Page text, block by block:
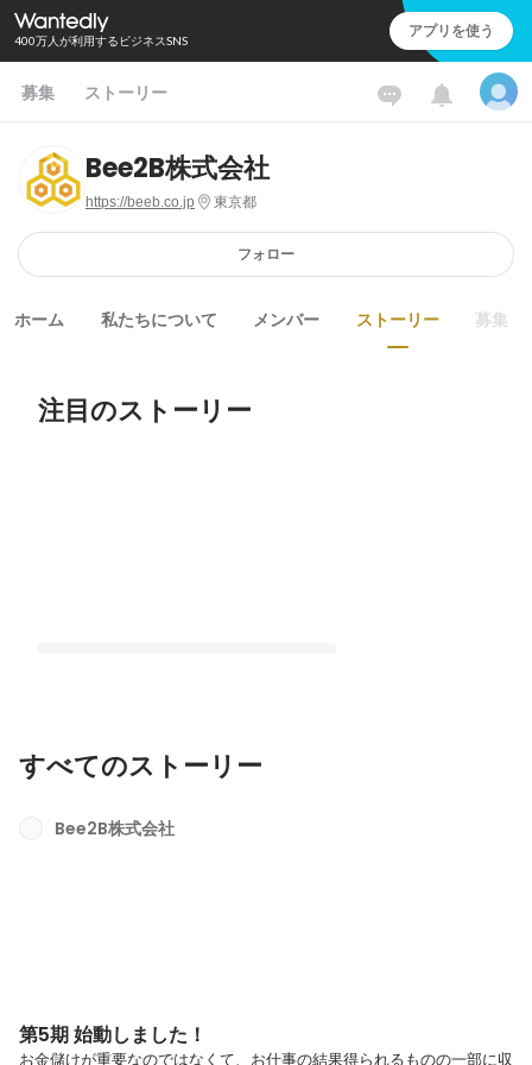
400万人が利用するビジネスSNS アプリを使う
募集 ストーリー
Bee2B株式会社
https://beeb.co.jp 東京都
フォロー
ホーム 私たちについて メンバー ストーリー 募集
注目のストーリー
最新順で表示
すべてのストーリー
Bee2B株式会社
第5期 始動しました！
お金儲けが重要なのではなくて、お仕事の結果得られるものの一部に収